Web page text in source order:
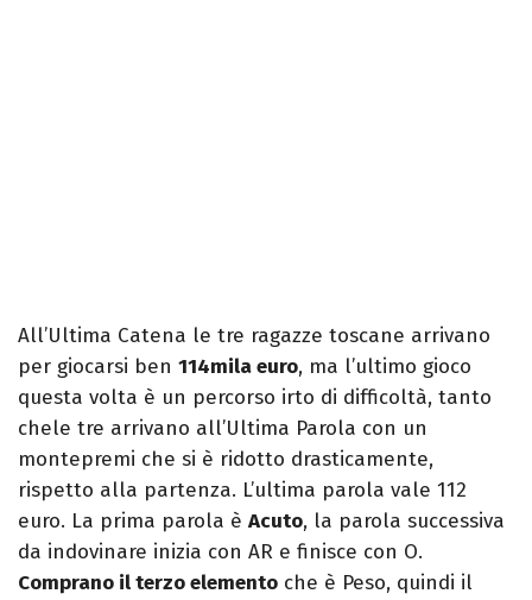
All’Ultima Catena le tre ragazze toscane arrivano
per giocarsi ben 114mila euro, ma l’ultimo gioco
questa volta è un percorso irto di difficoltà, tanto
chele tre arrivano all’Ultima Parola con un
montepremi che si è ridotto drasticamente,
rispetto alla partenza. L’ultima parola vale 112
euro. La prima parola è Acuto, la parola successiva
da indovinare inizia con AR e finisce con O.
Comprano il terzo elemento che è Peso, quindi il